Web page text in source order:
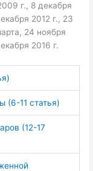
г., 8 декабря
2012 г., 23
24 ноября
2016 г.
(6-11 статья)
(12-17